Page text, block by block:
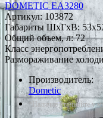
DOMETIC EA3280
Артикул:103872
Габариты ШxГxВ:
Общий объем, л: 72
Класс
Размораживание
Производитель:
Dometic
*Наличие уточняйте у